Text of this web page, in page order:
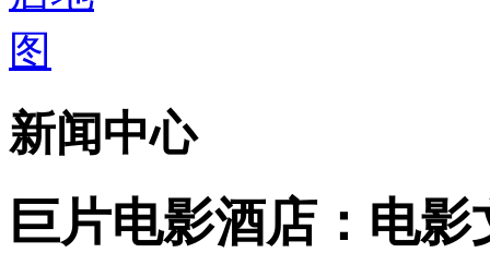
新闻中心
巨片电影酒店：电